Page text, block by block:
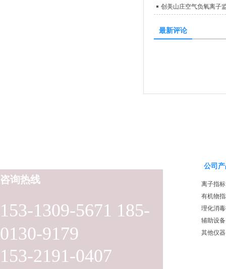
创美山庄空气负氧离子
最新评论
153-1309-5671 185-
0130-9179
153-2191-0407
咨询热线
公司
离子指标
有机物
理化消
辅助设备
其他仪器